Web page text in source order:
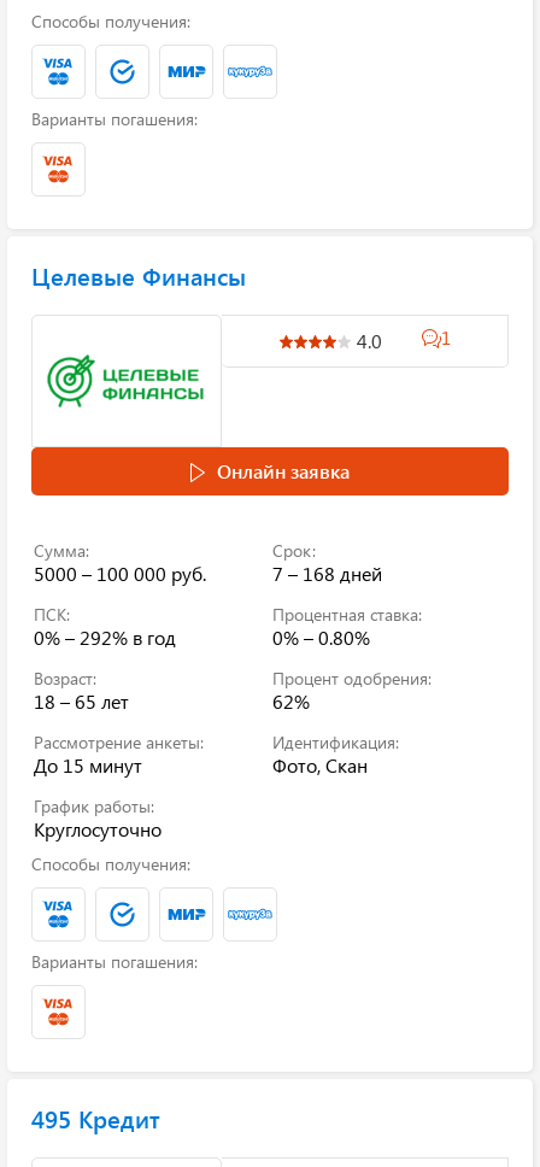
Способы получения:
Варианты погашения:
Целевые Финансы
4.0 1
Онлайн заявка
Сумма:
5000 – 100 000 руб.
Срок:
7 – 168 дней
ПСК:
0% – 292% в год
Процентная ставка:
0% – 0.80%
Возраст:
18 – 65 лет
Процент одобрения:
62%
Рассмотрение анкеты:
До 15 минут
Идентификация:
Фото, Скан
График работы:
Круглосуточно
Способы получения:
Варианты погашения:
495 Кредит